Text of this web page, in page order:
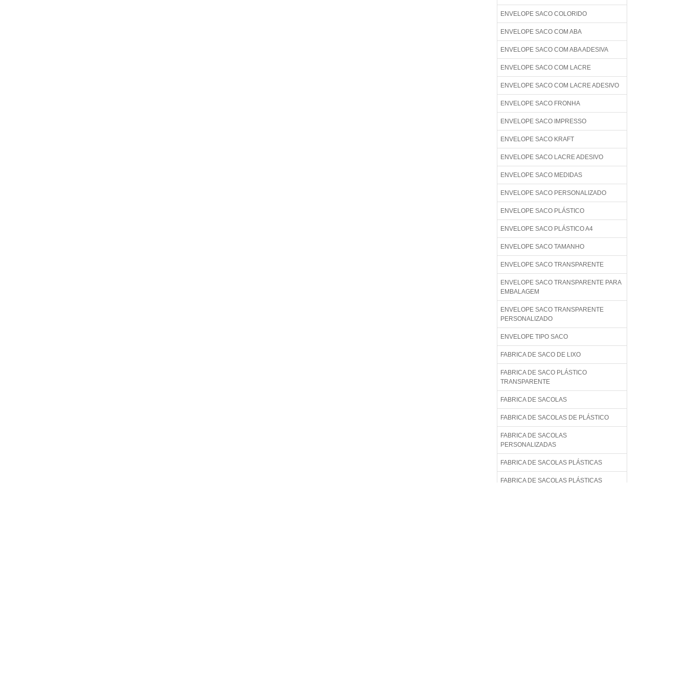
ENVELOPE SACO COLORIDO
ENVELOPE SACO COM ABA
ENVELOPE SACO COM ABA ADESIVA
ENVELOPE SACO COM LACRE
ENVELOPE SACO COM LACRE ADESIVO
ENVELOPE SACO FRONHA
ENVELOPE SACO IMPRESSO
ENVELOPE SACO KRAFT
ENVELOPE SACO LACRE ADESIVO
ENVELOPE SACO MEDIDAS
ENVELOPE SACO PERSONALIZADO
ENVELOPE SACO PLÁSTICO
ENVELOPE SACO PLÁSTICO A4
ENVELOPE SACO TAMANHO
ENVELOPE SACO TRANSPARENTE
ENVELOPE SACO TRANSPARENTE PARA
EMBALAGEM
ENVELOPE SACO TRANSPARENTE
PERSONALIZADO
ENVELOPE TIPO SACO
FABRICA DE SACO DE LIXO
FABRICA DE SACO PLÁSTICO
TRANSPARENTE
FABRICA DE SACOLAS
FABRICA DE SACOLAS DE PLÁSTICO
FABRICA DE SACOLAS
PERSONALIZADAS
FABRICA DE SACOLAS PLÁSTICAS
FABRICA DE SACOLAS PLÁSTICAS